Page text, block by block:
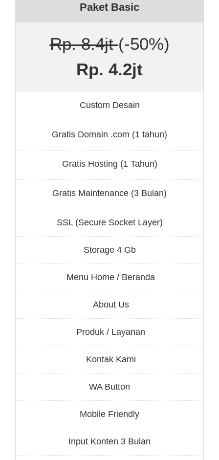
Paket Basic
Rp. 8.4jt(-50%)
Rp. 4.2jt
Custom Desain
Gratis Domain .com (1 tahun)
Gratis Hosting (1 Tahun)
Gratis Maintenance (3 Bulan)
SSL (Secure Socket Layer)
Storage 4 Gb
Menu Home / Beranda
About Us
Produk / Layanan
Kontak Kami
WA Button
Mobile Friendly
Input Konten 3 Bulan